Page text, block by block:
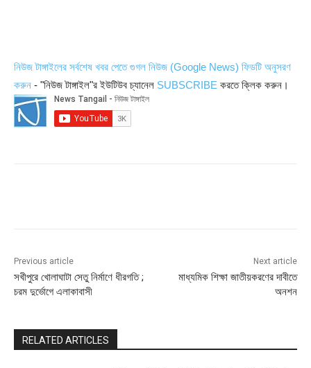
নিউজ টাঙ্গাইলের সর্বশেষ খবর পেতে গুগল নিউজ (Google News) ফিডটি অনুসরণ
করুন - "নিউজ টাঙ্গাইল"র ইউটিউব চ্যানেল SUBSCRIBE করতে ক্লিক করুন।
Previous article
সখীপুরে খোলাঘাটা সেতু নির্মাণে ধীরগতি ;
চরম দুর্ভোগে এলাকাবাসী
Next article
মাধ্যমিক শিক্ষা জাতীয়করণের দাবীতে
অনশন
RELATED ARTICLES